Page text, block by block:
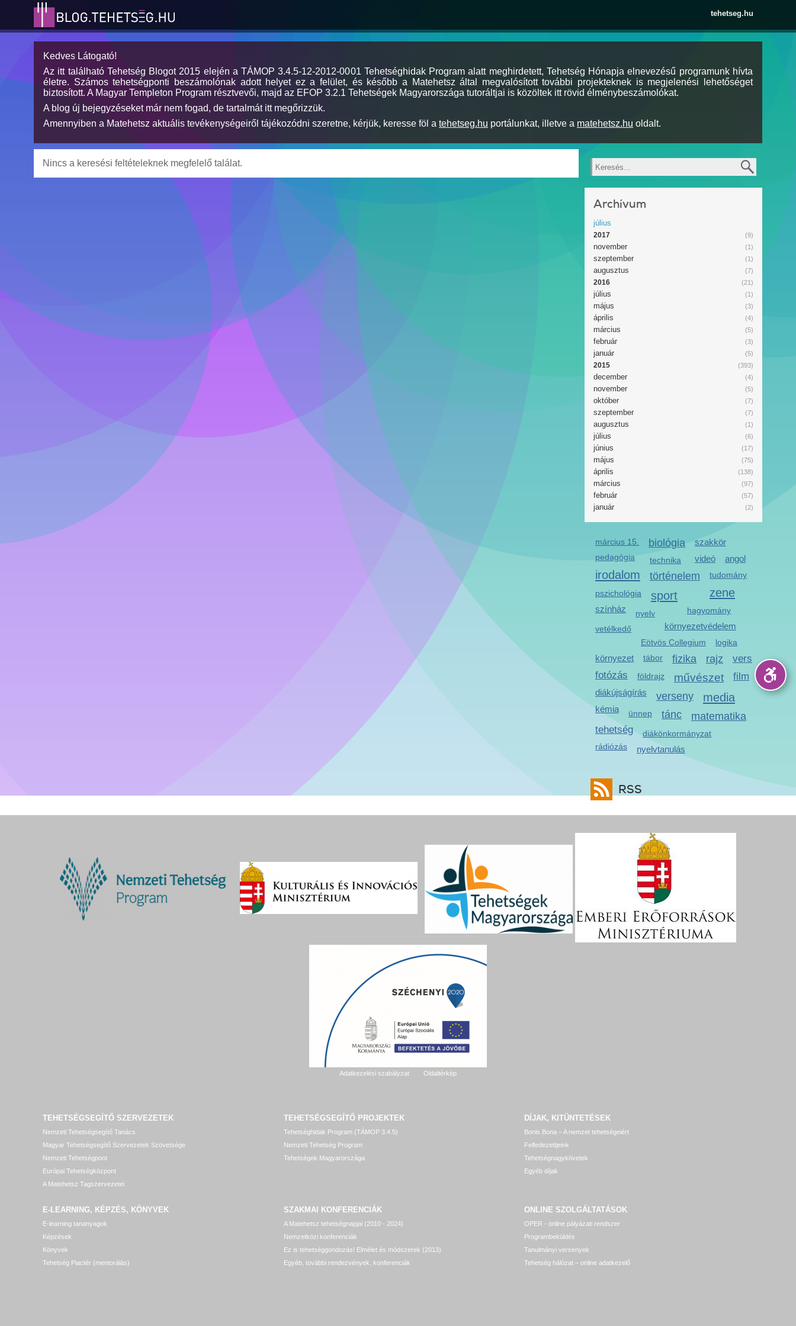
tehetseg.hu
Kedves Látogató!
Az itt található Tehetség Blogot 2015 elején a TÁMOP 3.4.5-12-2012-0001 Tehetséghidak Program alatt meghirdetett, Tehetség Hónapja elnevezésű programunk hívta
életre. Számos tehetségponti beszámolónak adott helyet ez a felület, és később a Matehetsz által megvalósított további projekteknek is megjelenési lehetőséget
biztosított. A Magyar Templeton Program résztvevői, majd az EFOP 3.2.1 Tehetségek Magyarországa tutoráltjai is közöltek itt rövid élménybeszámolókat.
A blog új bejegyzéseket már nem fogad, de tartalmát itt megőrizzük.
Amennyiben a Matehetsz aktuális tevékenységeiről tájékozódni szeretne, kérjük, keresse föl a tehetseg.hu portálunkat, illetve a matehetsz.hu oldalt.
Nincs a keresési feltételeknek megfelelő találat. Keresés
Archívum
július
(9)
2017
(1)
november
(1)
szeptember
(7)
augusztus
(21)
2016
(1)
július
(3)
május
(4)
április
(5)
március
(3)
február
(5)
január
(393)
2015
(4)
december
(5)
november
(7)
október
(7)
szeptember
(1)
augusztus
(6)
július
(17)
június
(75)
május
(138)
április
(97)
március
(57)
február
(2)
január
március 15. biológia szakkör
pedagógia videó
irodalom történelem
tudomány
pszichológia
angol
zene
sport
színház
technika
hagyomány
nyelv
környezetvédelem
vetélkedő
Eötvös Collegium
környezet
logika
tábor
fizika rajz
vers
fotózás
földrajz művészet
diákújságírás verseny media
kémia
film
ünnep tánc matematika
tehetség
diákönkormányzat
rádiózás
nyelvtanulás
RSS
Adatkezelési szabályzat Oldaltérkép
TEHETSÉGSEGÍTŐ SZERVEZETEK
Nemzeti Tehetségsegítő Tanács
Magyar Tehetségsegítő Szervezetek Szövetsége
Nemzeti Tehetségpont
Európai Tehetségközpont
A Matehetsz Tagszervezetei
TEHETSÉGSEGÍTŐ PROJEKTEK
Tehetséghidak Program (TÁMOP 3.4.5)
Nemzeti Tehetség Program
Tehetségek Magyarországa
DÍJAK, KITÜNTETÉSEK
Bonis Bona – A nemzet tehetségeiért
Felfedezettjeink
Tehetségnagykövetek
Egyéb díjak
E-LEARNING, KÉPZÉS, KÖNYVEK
E-learning tananyagok
Képzések
Könyvek
Tehetség Piactér (mentorálás)
SZAKMAI KONFERENCIÁK
A Matehetsz tehetségnapjai (2010 - 2024)
Nemzetközi konferenciák
Ez is tehetséggondozás! Elmélet és módszerek (2013)
Egyéb, további rendezvények, konferenciák
ONLINE SZOLGÁLTATÁSOK
OPER - online pályázati rendszer
Programbeküldés
Tanulmányi versenyek
Tehetség hálózat – online adatkezelő